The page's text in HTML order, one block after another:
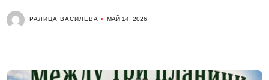
РАЛИЦА ВАСИЛЕВА МАЙ 14, 2026